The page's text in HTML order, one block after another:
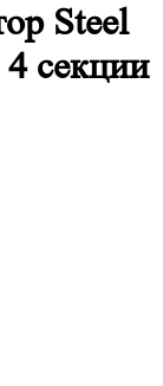
Steel
секции